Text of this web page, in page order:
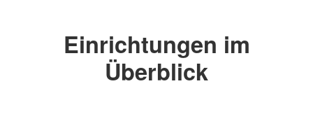
Einrichtungen im
Überblick